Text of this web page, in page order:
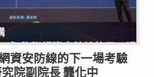
資安防線的下一場考驗
院副院長 龔化中